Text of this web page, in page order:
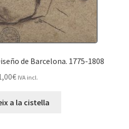
de Barcelona. 1775-1808
€ IVA incl.
a la cistella